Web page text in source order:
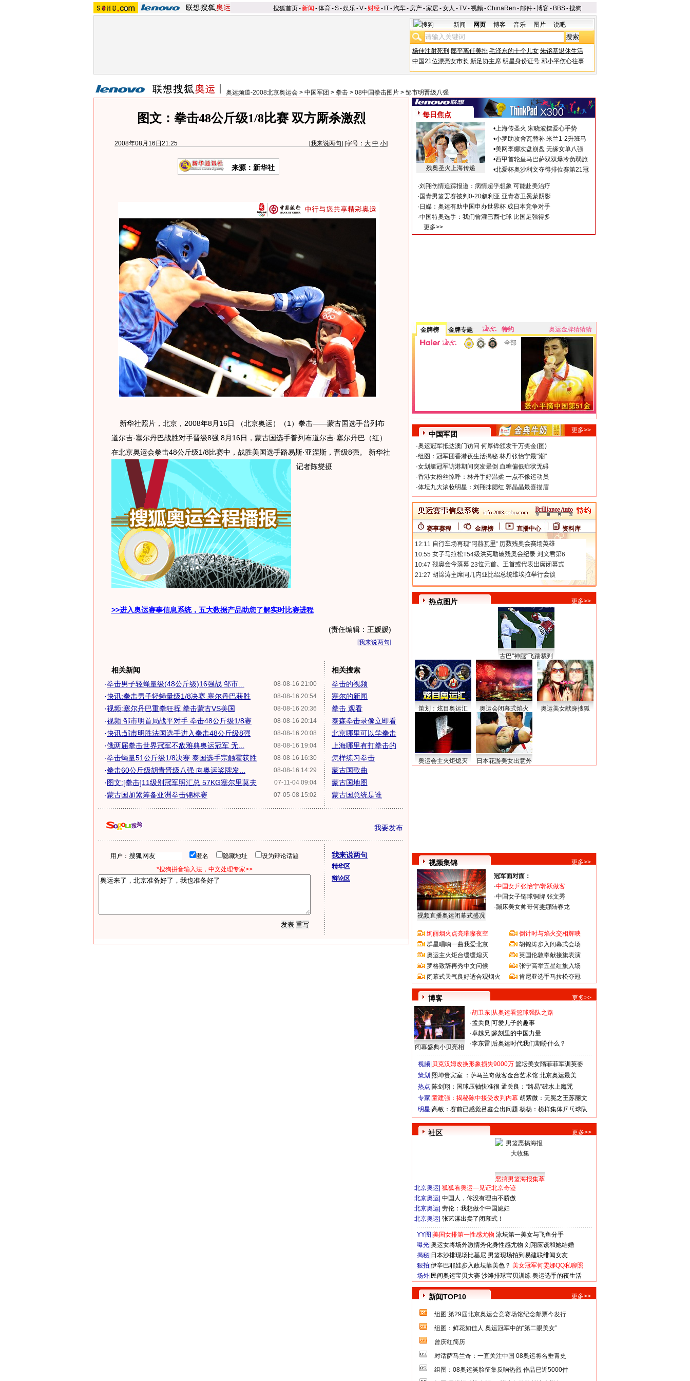
搜狐首页-新闻 -体育-S-娱乐-V- 财经- IT-汽车- 房产-家居-女人 -TV-视频-ChinaRen -邮件-博客- BBS-搜狗
新闻 网页 博客 音乐 图片 说吧
杨佳注射死刑 郎平离任美排 毛泽东的十个儿女 朱镕基退休生活
中国21位漂亮女市长 新足协主席 明星身份证号 邓小平伤心往事
奥运频道-2008北京奥运会 > 中国军团 > 拳击 > 08中国拳击图片 > 邹市明晋级八强
图文：拳击48公斤级1/8比赛 双方厮杀激烈
2008年08月16日21:25 [我来说两句] [字号： 大 中 小]
来源：新华社
新华社照片，北京，2008年8月16日 （北京奥运）（1）拳击——蒙古国选手普列布
道尔吉·塞尔丹巴战胜对手晋级8强 8月16日，蒙古国选手普列布道尔吉·塞尔丹巴（红）
在北京奥运会拳击48公斤级1/8比赛中，战胜美国选手路易斯·亚涅斯，晋级8强。 新华社
记者陈燮摄
>>进入奥运赛事信息系统，五大数据产品助您了解实时比赛进程
(责任编辑：王媛媛)
[我来说两句]
相关新闻
08-08-16 21:00
·拳击男子轻蝇量级(48公斤级)16强战 邹市...
08-08-16 20:54
·快讯:拳击男子轻蝇量级1/8决赛 塞尔丹巴获胜
08-08-16 20:36
·视频:塞尔丹巴重拳狂挥 拳击蒙古VS美国
08-08-16 20:14
·视频:邹市明首局战平对手 拳击48公斤级1/8赛
08-08-16 20:08
·快讯:邹市明胜法国选手进入拳击48公斤级8强
08-08-16 19:04
·俄两届拳击世界冠军不敌雅典奥运冠军 无...
08-08-16 16:30
·拳击蝇量51公斤级1/8决赛 泰国选手宗触霍获胜
08-08-16 14:29
·拳击60公斤级胡青晋级八强 向奥运奖牌发...
07-11-04 09:04
·图文:[拳击]11级别冠军照汇总 57KG塞尔里莫夫
07-05-08 15:02
·蒙古国加紧筹备亚洲拳击锦标赛
相关搜索
拳击的视频
塞尔的新闻
拳击 观看
泰森拳击录像立即看
北京哪里可以学拳击
上海哪里有打拳击的
怎样练习拳击
蒙古国歌曲
蒙古国地图
蒙古国总统是谁
我要发布
用户： 匿名 隐藏地址
设为辩论话题
*搜狗拼音输入法，中文处理专家>>
我来说两句
精华区
辩论区
每日焦点
残奥圣火上海传递
•上海传圣火 宋晓波摆爱心手势
•小罗助攻舍瓦替补 米兰1-2升班马
•美网李娜次盘崩盘 无缘女单八强
•西甲首轮皇马巴萨双双爆冷负弱旅
•北爱杯奥沙利文夺得排位赛第21冠
·刘翔伤情追踪报道：病情超乎想象 可能赴美治疗
· 国青男篮罢赛被判0-20叙利亚 亚青赛卫冕蒙阴影
· 日媒：奥运有助中国申办世界杯 成日本竞争对手
·中国特奥选手：我们曾灌巴西七球 比国足强得多
更多>>
金牌榜 金牌专题 特约
奥运金牌猜猜猜
全部
中国军团
更多>>
·奥运冠军抵达澳门访问 何厚铧颁发千万奖金(图)
·组图：冠军团香港夜生活揭秘 林丹张怡宁最"潮"
·女划艇冠军访港期间突发晕倒 血糖偏低症状无碍
·香港女粉丝惊呼：林丹手好温柔 一点不像运动员
·体坛九大浓妆明星：刘翔抹腮红 郭晶晶最喜描眉
赛事赛程 金牌榜 直播中心 资料库
热点图片 更多>>
古巴"神腿"飞踹裁判
策划：炫目奥运汇 奥运会闭幕式焰火 奥运美女献身搜狐
奥运会主火炬熄灭 日本花游美女出意外
视频集锦 更多>>
视频直播奥运闭幕式盛况
冠军面对面：
·中国女乒张怡宁/郭跃做客
·中国女子链球铜牌 张文秀
·蹦床美女帅哥何雯娜陆春龙
绚丽烟火点亮璀璨夜空
群星唱响一曲我爱北京
奥运主火炬台缓缓熄灭
罗格致辞再秀中文问候
闭幕式天气良好适合观烟火
倒计时与焰火交相辉映
胡锦涛步入闭幕式会场
英国伦敦奉献接旗表演
张宁高举五星红旗入场
肯尼亚选手马拉松夺冠
博客 更多>>
闭幕盛典小贝亮相
·胡卫东 从奥运看篮球强队之路
·孟关良 可爱儿子的趣事
·卓越兄 篆刻里的中国力量
·李东雷 后奥运时代我们期盼什么？
视频| 贝克汉姆改换形象损失9000万 篮坛美女隋菲菲军训英姿
策划| 熙坤贵宾室 ：萨马兰奇做客金台艺术馆 北京奥运最美
热点| 陈剑翔：国球压轴快准很 孟关良：“路易”破水上魔咒
专家| 童建强：揭秘陈中接受改判内幕 胡紫微：无冕之王苏丽文
明星| 高敏：赛前已感觉吕鑫会出问题 杨杨：榜样集体乒乓球队
社区 更多>>
恶搞男篮海报集萃
北京奥运 狐狐看奥运—见证北京奇迹
北京奥运 中国人，你没有理由不骄傲
北京奥运 劳伦：我想做个中国媳妇
北京奥运 张艺谋出卖了闭幕式！
YY图| 美国女排第一性感尤物 泳坛第一美女与飞鱼分手
曝光| 奥运女将场外激情秀化身性感尤物 刘翔应该和她结婚
揭秘| 日本沙排现场比基尼 男篮现场拍到易建联绯闻女友
狠拍| 伊辛巴耶娃步入政坛靠美色？ 美女冠军何雯娜QQ私聊照
场外| 民间奥运宝贝大赛 沙滩排球宝贝训练 奥运选手的夜生活
新闻TOP10 更多>>
组图:第29届北京奥运会竞赛场馆纪念邮票今发行
组图：鲜花如佳人 奥运冠军中的“第二眼美女”
曾庆红简历
对话萨马兰奇：一直关注中国 08奥运将名垂青史
组图：08奥运笑脸征集反响热烈 作品已近5000件